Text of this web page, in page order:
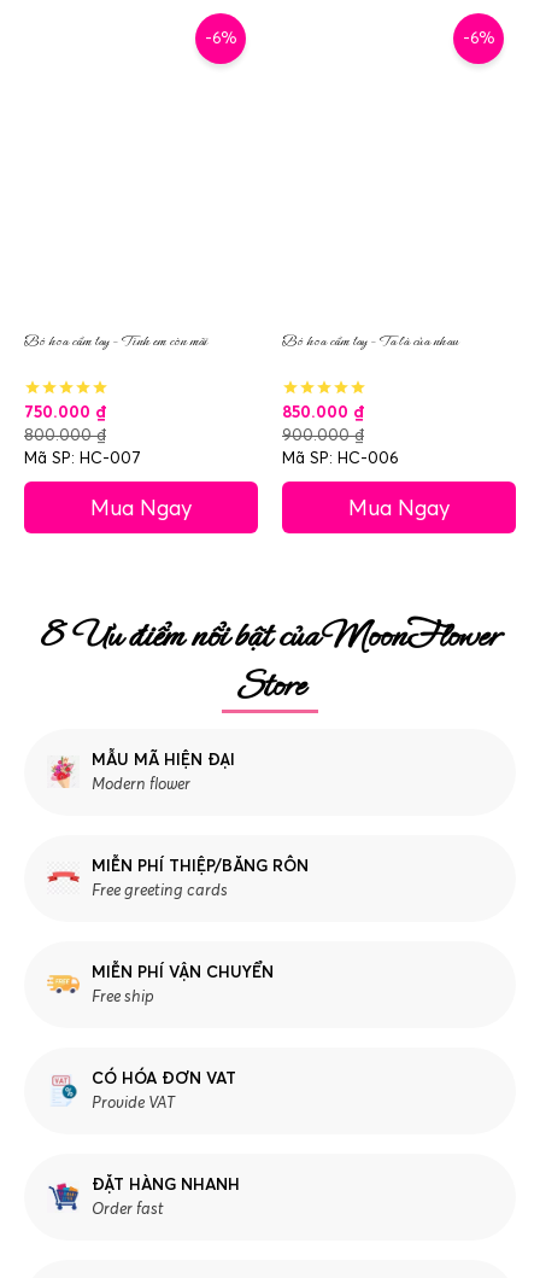
-6%
Bó hoa cầm tay – Tình em còn mãi
750.000 ₫
800.000₫
Mã SP: HC-007
Mua Ngay
-6%
Bó hoa cầm tay – Ta là của nhau
850.000 ₫
900.000₫
Mã SP: HC-006
Mua Ngay
8 Ưu điểm nổi bật của MoonFlower
Store
MẪU MÃ HIỆN ĐẠI
Modern flower
MIỄN PHÍ THIỆP/BĂNG RÔN
Free greeting cards
MIỄN PHÍ VẬN CHUYỂN
Free ship
CÓ HÓA ĐƠN VAT
Provide VAT
ĐẶT HÀNG NHANH
Order fast